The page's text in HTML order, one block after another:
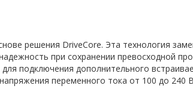
решения DriveCore. Эта технология
при сохранении превосходной
подключения дополнительного
переменного тока от 100 до 240